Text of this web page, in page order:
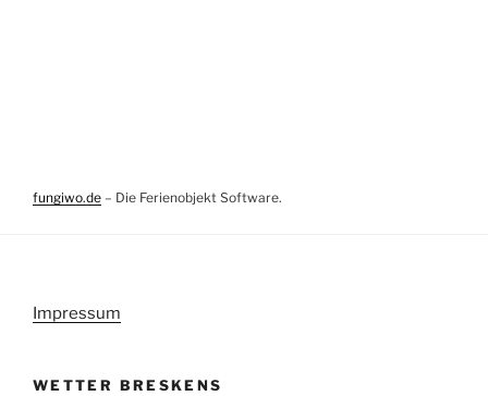
fungiwo.de – Die Ferienobjekt Software.
Impressum
WETTER BRESKENS